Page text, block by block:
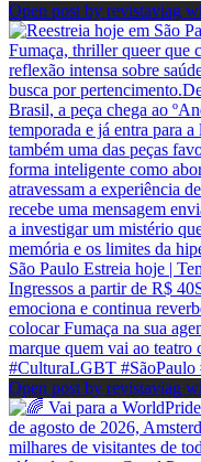
Open post by revistaviag
Open post by revistaviag